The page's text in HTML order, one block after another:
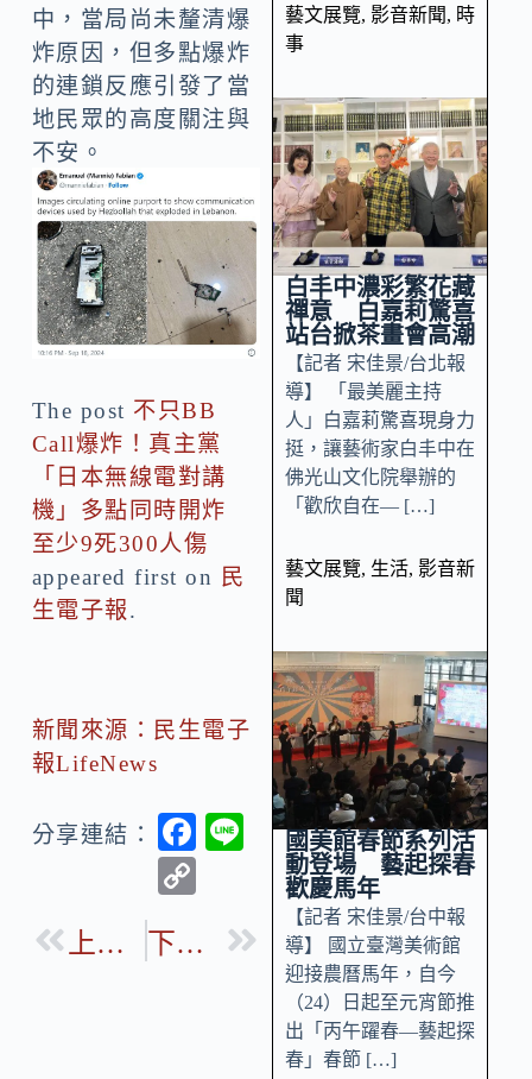
中，當局尚未釐清爆
炸原因，但多點爆炸
的連鎖反應引發了當
地民眾的高度關注與
不安。
The post 不只BB
Call爆炸！真主黨
「日本無線電對講
機」多點同時開炸
至少9死300人傷
appeared first on 民
生電子報.
新聞來源：民生電子
報LifeNews
分享連結：
F
b
Li
p
上一篇 下一篇
藝文展覽, 影音新聞, 時
事
白丰中濃彩繁花藏
禪意 白嘉莉驚喜
站台掀茶畫會高潮
【記者 宋佳景/台北報
導】 「最美麗主持
人」白嘉莉驚喜現身力
挺，讓藝術家白丰中在
佛光山文化院舉辦的
「歡欣自在— […]
藝文展覽, 生活, 影音新
聞
國美館春節系列活
動登場 藝起探春
歡慶馬年
【記者 宋佳景/台中報
導】 國立臺灣美術館
迎接農曆馬年，自今
（24）日起至元宵節推
出「丙午躍春—藝起探
春」春節 […]